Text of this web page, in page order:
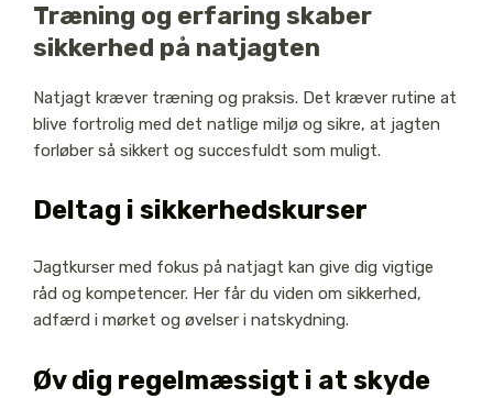
Træning og erfaring skaber
sikkerhed på natjagten
Natjagt kræver træning og praksis. Det kræver rutine at
blive fortrolig med det natlige miljø og sikre, at jagten
forløber så sikkert og succesfuldt som muligt.
Deltag i sikkerhedskurser
Jagtkurser med fokus på natjagt kan give dig vigtige
råd og kompetencer. Her får du viden om sikkerhed,
adfærd i mørket og øvelser i natskydning.
Øv dig regelmæssigt i at skyde